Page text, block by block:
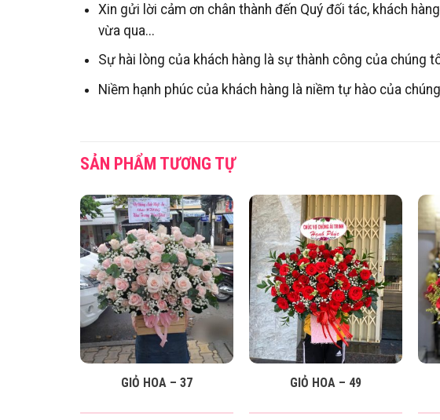
Xin gửi lời cảm ơn chân thành đến Quý đối tác, khách
vừa qua...
Sự hài lòng của khách hàng là sự thành công của chúng
Niềm hạnh phúc của khách hàng là niềm tự hào của
SẢN PHẨM TƯƠNG TỰ
GIỎ HOA – 37 GIỎ HOA – 49